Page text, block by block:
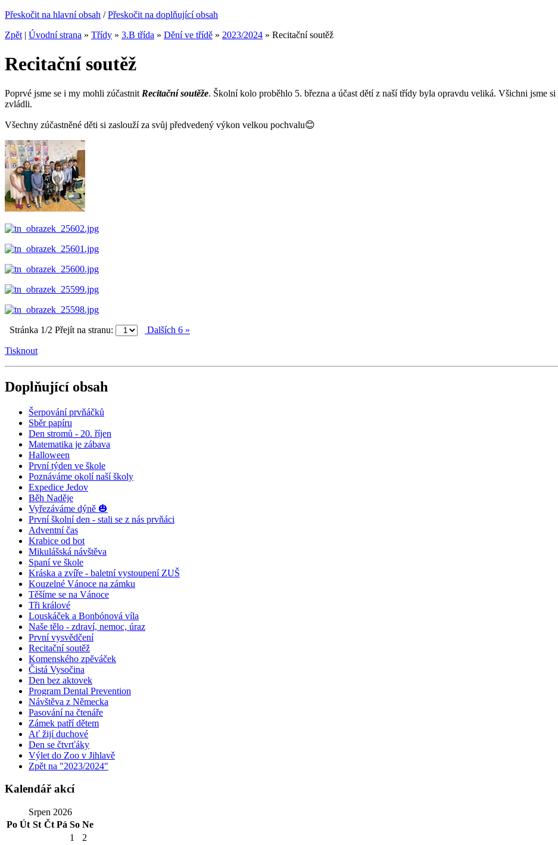
Přeskočit na hlavní obsah /Přeskočit na doplňující obsah
Zpět | Úvodní strana » Třídy » 3.B třída » Dění ve třídě » 2023/2024 » Recitační soutěž
Recitační soutěž
Poprvé jsme se i my mohli zúčastnit Recitační soutěže. Školní kolo proběhlo 5. března a účast dětí z naší třídy byla opravdu veliká. Všichni jsme
zvládli.
Všechny zúčastněné děti si zaslouží za svůj předvedený výkon velkou pochvalu😊
Stránka 1/2 Přejít na stranu: Dalších 6 »
Tisknout
Doplňující obsah
Šerpování prvňáčků
Sběr papíru
Den stromů - 20. říjen
Matematika je zábava
Halloween
První týden ve škole
Poznáváme okolí naší školy
Expedice Jedov
Běh Naděje
Vyřezáváme dýně 🎃
První školní den - stali se z nás prvňáci
Adventní čas
Krabice od bot
Mikulášská návštěva
Spaní ve škole
Kráska a zvíře - baletní vystoupení ZUŠ
Kouzelné Vánoce na zámku
Těšíme se na Vánoce
Tři králové
Louskáček a Bonbónová víla
Naše tělo - zdraví, nemoc, úraz
První vysvědčení
Recitační soutěž
Komenského zpěváček
Čistá Vysočina
Den bez aktovek
Program Dental Prevention
Návštěva z Německa
Pasování na čtenáře
Zámek patří dětem
Ať žijí duchové
Den se čtvrťáky
Výlet do Zoo v Jihlavě
Zpět na "2023/2024"
Kalendář akcí
Srpen 2026
Po Út St Čt Pá So Ne
1
2